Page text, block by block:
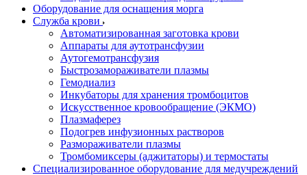
Оборудование для оснащения морга
Служба крови
Автоматизированная заготовка крови
Аппараты для аутотрансфузии
Аутогемотрансфузия
Быстрозамораживатели плазмы
Гемодиализ
Инкубаторы для хранения тромбоцитов
Искусственное кровообращение (ЭКМО)
Плазмаферез
Подогрев инфузионных растворов
Размораживатели плазмы
Тромбомиксеры (аджитаторы) и термостаты
Специализированное оборудование для медучреждений